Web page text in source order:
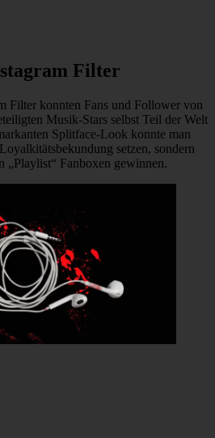
Filter
Filter konnten Fans und Follower von
Musik-Stars selbst Teil der Welt
Splitface-Look konnte man
setzen, sondern
„Playlist“ Fanboxen gewinnen.